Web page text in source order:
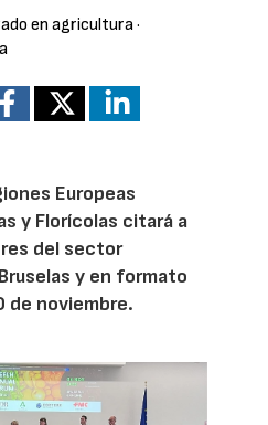
en agricultura·
Europeas
y Florícolas citará a
del sector
y en formato
de noviembre.